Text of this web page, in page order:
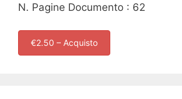
N. Pagine Documento : 62
€2.50 – Acquisto